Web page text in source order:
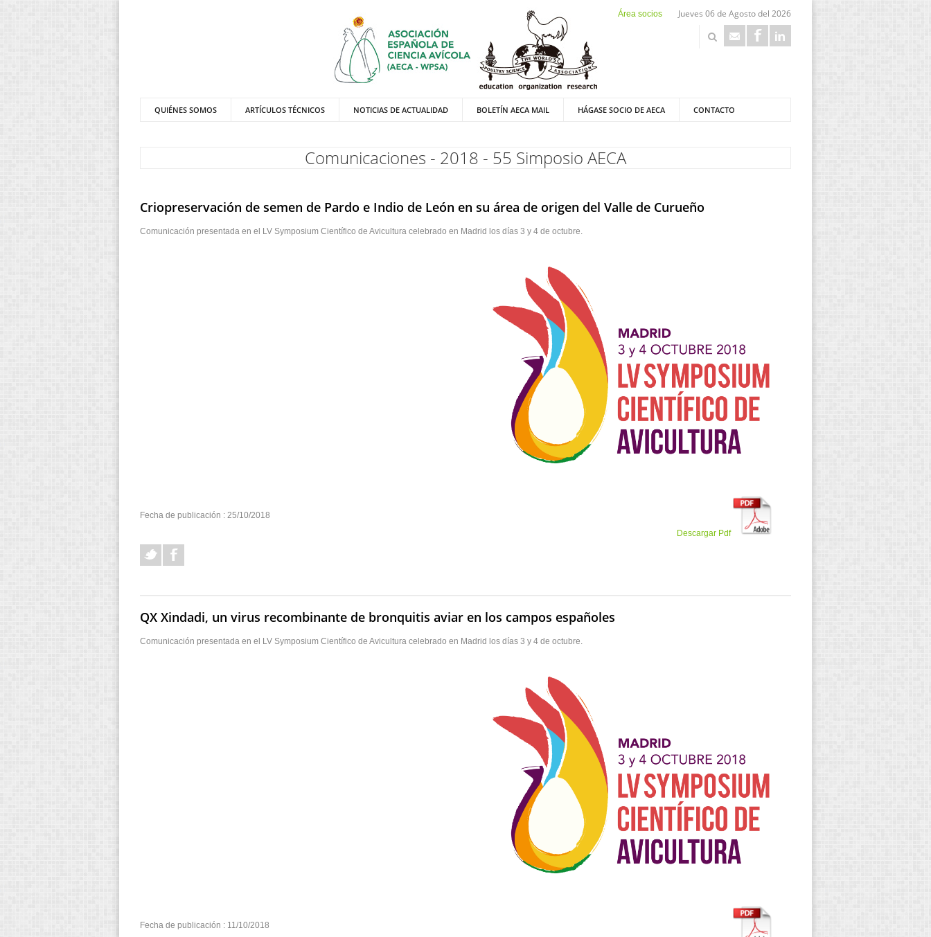
Área socios Jueves 06 de Agosto del 2026
QUIÉNES SOMOS ARTÍCULOS TÉCNICOS NOTICIAS DE ACTUALIDAD BOLETÍN AECA MAIL HÁGASE SOCIO DE AECA CONTACTO
Comunicaciones - 2018 - 55 Simposio AECA
Criopreservación de semen de Pardo e Indio de León en su área de origen del Valle de Curueño
Comunicación presentada en el LV Symposium Científico de Avicultura celebrado en Madrid los días 3 y 4 de octubre.
Fecha de publicación : 25/10/2018
Descargar Pdf
QX Xindadi, un virus recombinante de bronquitis aviar en los campos españoles
Comunicación presentada en el LV Symposium Científico de Avicultura celebrado en Madrid los días 3 y 4 de octubre.
Fecha de publicación : 11/10/2018